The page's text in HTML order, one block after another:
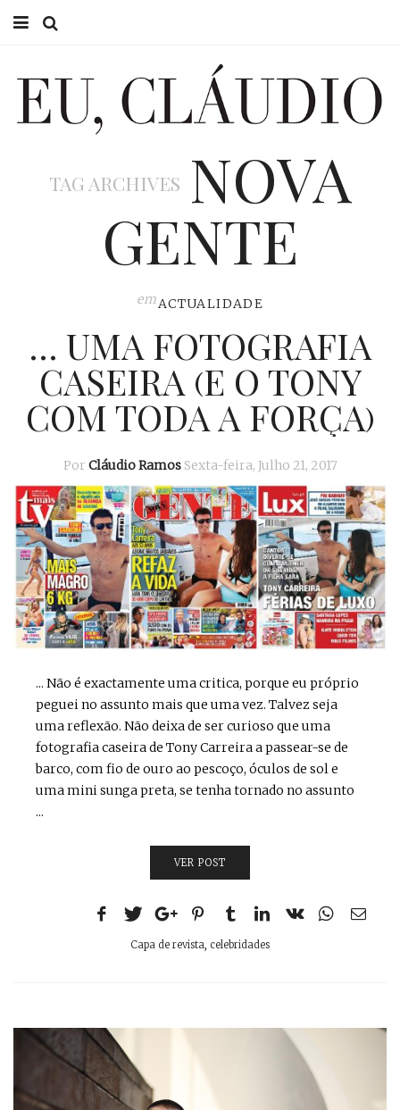
EU CLÁUDIO
EU NA TV
TAG ARCHIVES NOVA
GENTE
emACTUALIDADE
… UMA FOTOGRAFIA
CASEIRA (E O TONY
COM TODA A FORÇA)
Por Cláudio Ramos Sexta-feira, Julho 21, 2017
... Não é exactamente uma critica, porque eu próprio
peguei no assunto mais que uma vez. Talvez seja
uma reflexão. Não deixa de ser curioso que uma
fotografia caseira de Tony Carreira a passear-se de
barco, com fio de ouro ao pescoço, óculos de sol e
uma mini sunga preta, se tenha tornado no assunto
...
VER POST
Capa de revista, celebridades